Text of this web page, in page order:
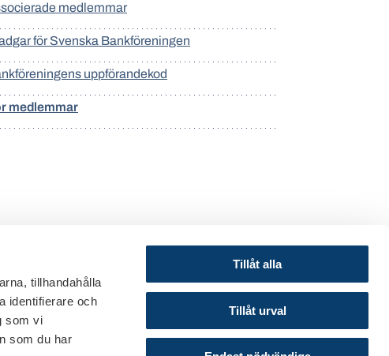
tillhandahålla
identifierare och
som vi
som du har
Tillåt alla
Tillåt urval
medlemmar
för Svenska Bankföreningen
uppförandekod
medlemmar
© 2024 Svenska Bankföreningen
Cookies